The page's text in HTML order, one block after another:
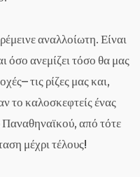
αναλλοίωτη. Είναι
όσο ανεμίζει τόσο θα μας
τις ρίζες μας και,
το καλοσκεφτείς ένας
από τότε
μέχρι τέλους!